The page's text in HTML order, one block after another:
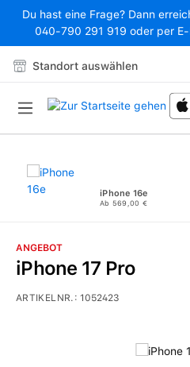
Zum Hauptinhalt springen
Du hast eine Frage? Dann
040-790 291 919 oder per
Standort auswählen
iPhone 16e
Ab 569,00 €
Bildergalerie überspringen
ANGEBOT
iPhone 17 Pro
ARTIKELNR.:1052423